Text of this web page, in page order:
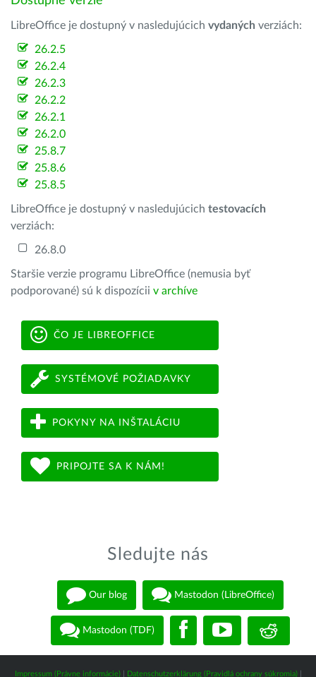
LibreOffice je dostupný v nasledujúcich vydaných verziách:
26.2.5
26.2.4
26.2.3
26.2.2
26.2.1
26.2.0
25.8.7
25.8.6
25.8.5
LibreOffice je dostupný v nasledujúcich testovacích
verziách:
26.8.0
Staršie verzie programu LibreOffice (nemusia byť
podporované) sú k dispozícii v archíve
ČO JE LIBREOFFICE
SYSTÉMOVÉ POŽIADAVKY
POKYNY NA INŠTALÁCIU
PRIPOJTE SA K NÁM!
Sledujte nás
Our blog Mastodon (LibreOffice)
Mastodon (TDF)
Impressum (Právne informácie)| Datenschutzerklärung (Pravidlá ochrany súkromia)|